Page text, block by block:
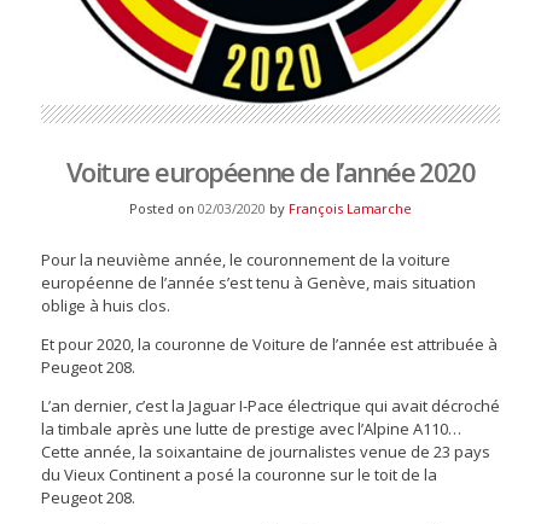
Voiture européenne de l’année 2020
Posted on 02/03/2020 by François Lamarche
Pour la neuvième année, le couronnement de la voiture
européenne de l’année s’est tenu à Genève, mais situation
oblige à huis clos.
Et pour 2020, la couronne de Voiture de l’année est attribuée à
Peugeot 208.
L’an dernier, c’est la Jaguar I-Pace électrique qui avait décroché
la timbale après une lutte de prestige avec l’Alpine A110…
Cette année, la soixantaine de journalistes venue de 23 pays
du Vieux Continent a posé la couronne sur le toit de la
Peugeot 208.